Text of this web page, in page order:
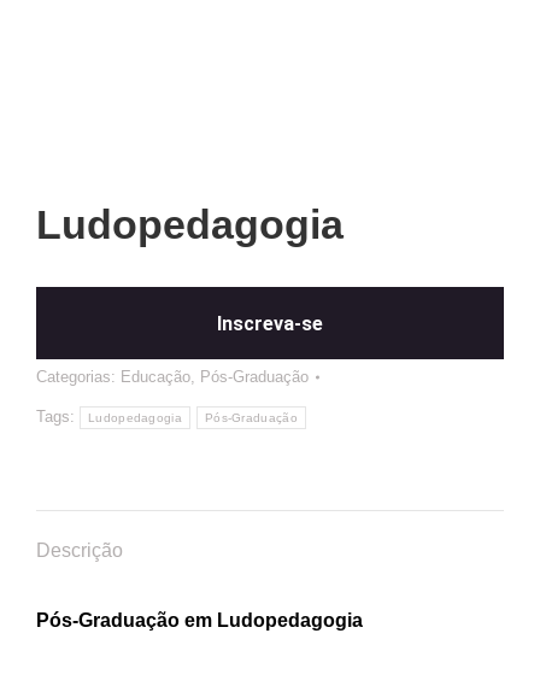
Ludopedagogia
Inscreva-se
Categorias: Educação, Pós-Graduação
Tags: Ludopedagogia Pós-Graduação
Descrição
Pós-Graduação em Ludopedagogia